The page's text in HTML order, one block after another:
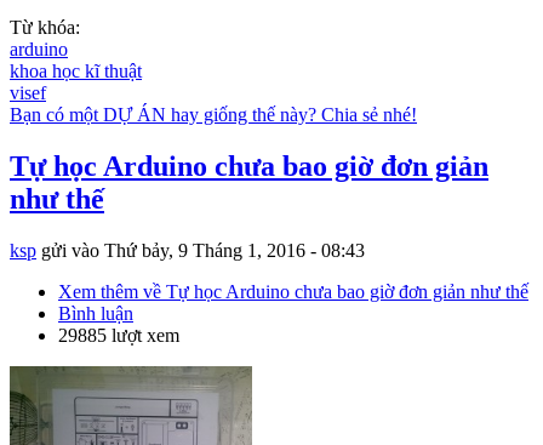
Từ khóa:
arduino
khoa học kĩ thuật
visef
Bạn có một DỰ ÁN hay giống thế này? Chia sẻ nhé!
Tự học Arduino chưa bao giờ đơn giản
như thế
ksp gửi vào Thứ bảy, 9 Tháng 1, 2016 - 08:43
Xem thêm về Tự học Arduino chưa bao giờ đơn giản như thế
Bình luận
29885 lượt xem